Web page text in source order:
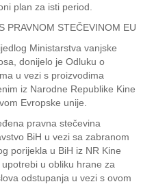
plan za isti period.
PRAVNOM STEČEVINOM EU
Ministarstva vanjske
donijelo je Odluku o
u vezi s proizvodima
iz Narodne Republike Kine
Evropske unije.
pravna stečevina
BiH u vezi sa zabranom
porijekla u BiH iz NR Kine
u obliku hrane za
odstupanja u vezi s ovom